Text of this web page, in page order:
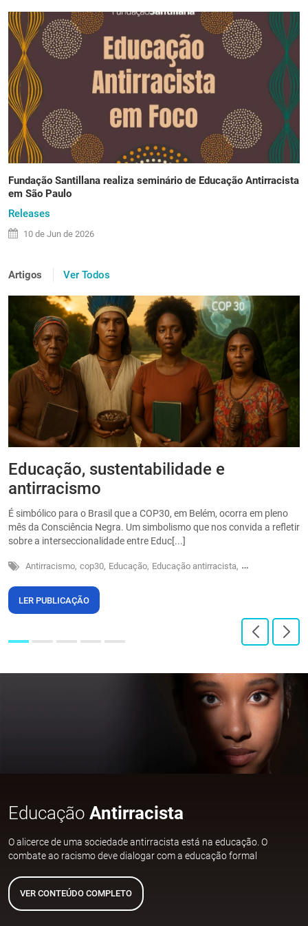
Fundação Santillana realiza seminário de Educação Antirracista
em São Paulo
Releases
10 de Jun de 2026
Artigos Ver Todos
Educação, sustentabilidade e
antirracismo
É simbólico para o Brasil que a COP30, em Belém, ocorra em pleno
mês da Consciência Negra. Um simbolismo que nos convida a refletir
sobre a interseccionalidade entre Educ[...]
Antirracismo, cop30, Educação, Educação antirracista, Sustentabilidade
LER PUBLICAÇÃO
Educação Antirracista
O alicerce de uma sociedade antirracista está na educação. O
combate ao racismo deve dialogar com a educação formal
VER CONTEÚDO COMPLETO